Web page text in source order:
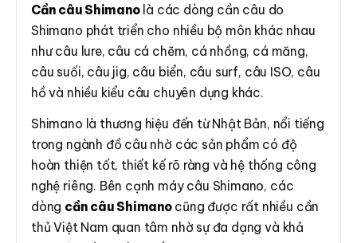
Cần câu Shimanolà các dòng cần câu do
Shimano phát triển cho nhiều bộ môn khác nhau
như câu lure, câu cá chẽm, cá nhồng, cá măng,
câu suối, câu jig, câu biển, câu surf, câu ISO, câu
hồ và nhiều kiểu câu chuyên dụng khác.
Shimano là thương hiệu đến từ Nhật Bản, nổi tiếng
trong ngành đồ câu nhờ các sản phẩm có độ
hoàn thiện tốt, thiết kế rõ ràng và hệ thống công
nghệ riêng. Bên cạnh máy câu Shimano, các
dòng cần câu Shimanocũng được rất nhiều cần
thủ Việt Nam quan tâm nhờ sự đa dạng và khả